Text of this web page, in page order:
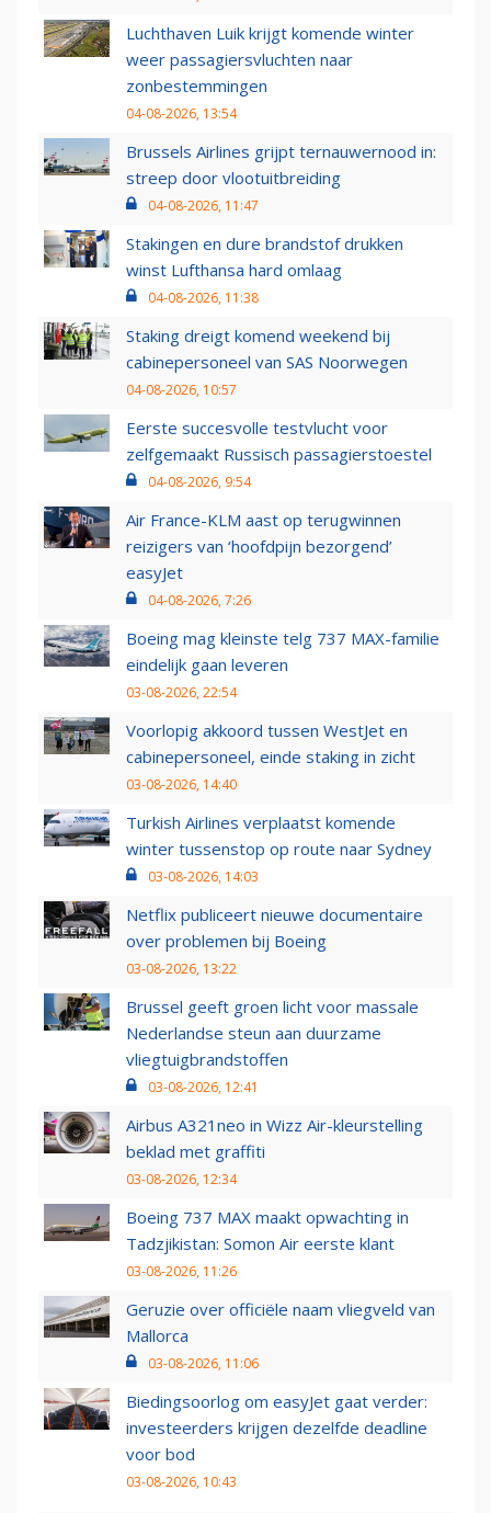
Luchthaven Luik krijgt komende winter
weer passagiersvluchten naar
zonbestemmingen
04-08-2026, 13:54
Brussels Airlines grijpt ternauwernood in:
streep door vlootuitbreiding
04-08-2026, 11:47
Stakingen en dure brandstof drukken
winst Lufthansa hard omlaag
04-08-2026, 11:38
Staking dreigt komend weekend bij
cabinepersoneel van SAS Noorwegen
04-08-2026, 10:57
Eerste succesvolle testvlucht voor
zelfgemaakt Russisch passagierstoestel
04-08-2026, 9:54
Air France-KLM aast op terugwinnen
reizigers van ‘hoofdpijn bezorgend’
easyJet
04-08-2026, 7:26
Boeing mag kleinste telg 737 MAX-familie
eindelijk gaan leveren
03-08-2026, 22:54
Voorlopig akkoord tussen WestJet en
cabinepersoneel, einde staking in zicht
03-08-2026, 14:40
Turkish Airlines verplaatst komende
winter tussenstop op route naar Sydney
03-08-2026, 14:03
Netflix publiceert nieuwe documentaire
over problemen bij Boeing
03-08-2026, 13:22
Brussel geeft groen licht voor massale
Nederlandse steun aan duurzame
vliegtuigbrandstoffen
03-08-2026, 12:41
Airbus A321neo in Wizz Air-kleurstelling
beklad met graffiti
03-08-2026, 12:34
Boeing 737 MAX maakt opwachting in
Tadzjikistan: Somon Air eerste klant
03-08-2026, 11:26
Geruzie over officiële naam vliegveld van
Mallorca
03-08-2026, 11:06
Biedingsoorlog om easyJet gaat verder:
investeerders krijgen dezelfde deadline
voor bod
03-08-2026, 10:43